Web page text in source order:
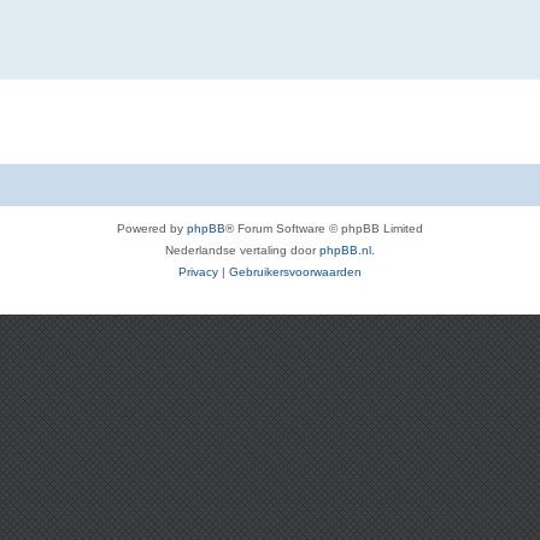
Powered by phpBB® Forum Software © phpBB Limited
Nederlandse vertaling doorphpBB.nl
Privacy | Gebruikersvoorwaarden